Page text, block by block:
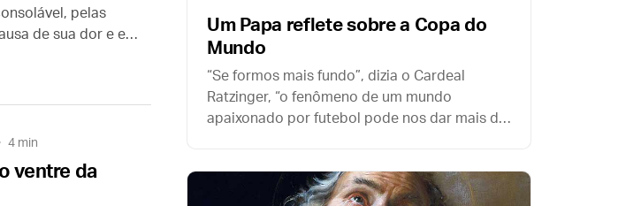
pelas
de sua dor e ele
4 min
ventre da
Um Papa reflete sobre a Copa do
Mundo
“Se formos mais fundo”, dizia o Cardeal
Ratzinger, “o fenômeno de um mundo
apaixonado por futebol pode nos dar mais do